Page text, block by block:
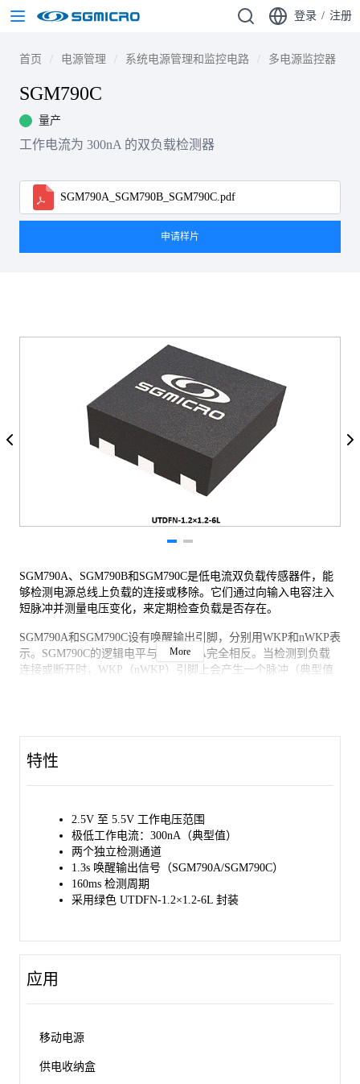
登录 / 注册
首页 电源管理 系统电源管理和监控电路 多电源监控器
SGM790C
量产
工作电流为 300nA 的双负载检测器
SGM790A_SGM790B_SGM790C.pdf
申请样片
SGM790A、SGM790B和SGM790C是低电流双负载传感器件，能
够检测电源总线上负载的连接或移除。它们通过向输入电容注入
短脉冲并测量电压变化，来定期检查负载是否存在。
SGM790A和SGM790C设有唤醒输出引脚，分别用WKP和nWKP表
示。SGM790C的逻辑电平与SGM790A完全相反。当检测到负载
连接或断开时，WKP（nWKP）引脚上会产生一个脉冲（典型值
SGM790B中，SNSx通道的最新检测状态则在相应的FLGx通道输
出上报告。
More
特性
2.5V 至 5.5V 工作电压范围
极低工作电流：300nA（典型值）
两个独立检测通道
1.3s 唤醒输出信号（SGM790A/SGM790C）
160ms 检测周期
采用绿色 UTDFN-1.2×1.2-6L 封装
应用
移动电源
供电收纳盒